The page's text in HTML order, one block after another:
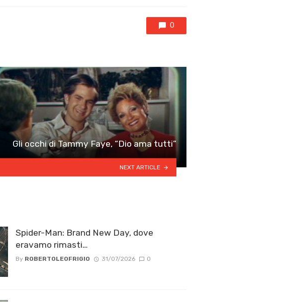
0
Gli occhi di Tammy Faye, “Dio ama tutti”
NEXT ARTICLE
Spider-Man: Brand New Day, dove
eravamo rimasti…
By ROBERTOLEOFRIGIO 31/07/2026 0